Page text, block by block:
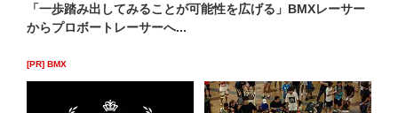
「一歩踏み出してみることが可能性を広げる」BMXレーサー
からプロボートレーサーへ...
[PR] BMX